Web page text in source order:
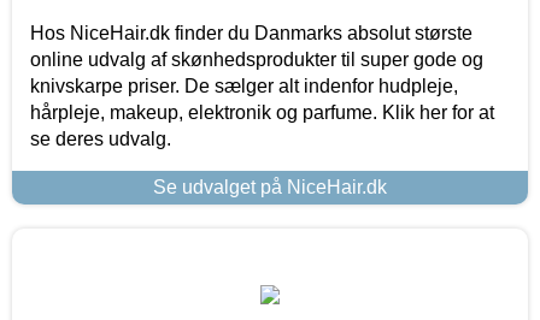
Hos NiceHair.dk finder du Danmarks absolut største
online udvalg af skønhedsprodukter til super gode og
knivskarpe priser. De sælger alt indenfor hudpleje,
hårpleje, makeup, elektronik og parfume. Klik her for at
se deres udvalg.
Se udvalget på NiceHair.dk